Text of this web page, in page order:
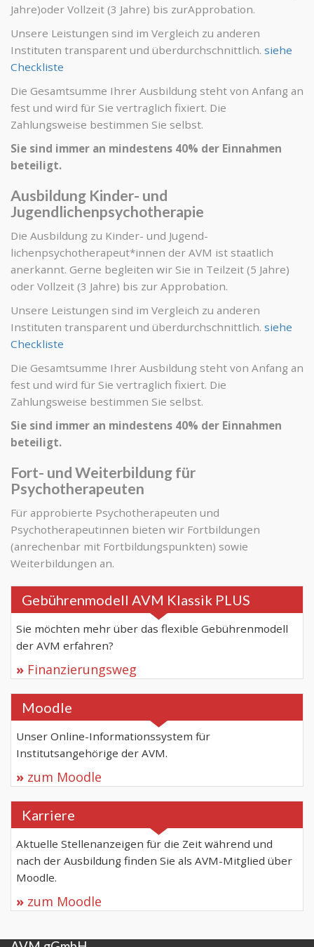
Jahre)oder Vollzeit (3 Jahre) bis zurApprobation.
Unsere Leistungen sind im Vergleich zu anderen
Instituten transparent und überdurchschnittlich. siehe
Checkliste
Die Gesamtsumme Ihrer Ausbildung steht von Anfang an
fest und wird für Sie vertraglich fixiert. Die
Zahlungsweise bestimmen Sie selbst.
Sie sind immer an mindestens 40% der Einnahmen
beteiligt.
Ausbildung Kinder- und
Jugendlichenpsychotherapie
Die Ausbildung zu Kinder- und Jugend-
lichenpsychotherapeut*innen der AVM ist staatlich
anerkannt. Gerne begleiten wir Sie in Teilzeit (5 Jahre)
oder Vollzeit (3 Jahre) bis zur Approbation.
Unsere Leistungen sind im Vergleich zu anderen
Instituten transparent und überdurchschnittlich. siehe
Checkliste
Die Gesamtsumme Ihrer Ausbildung steht von Anfang an
fest und wird für Sie vertraglich fixiert. Die
Zahlungsweise bestimmen Sie selbst.
Sie sind immer an mindestens 40% der Einnahmen
beteiligt.
Fort- und Weiterbildung für
Psychotherapeuten
Für approbierte Psychotherapeuten und
Psychotherapeutinnen bieten wir Fortbildungen
(anrechenbar mit Fortbildungspunkten) sowie
Weiterbildungen an.
Gebührenmodell AVM Klassik PLUS
Sie möchten mehr über das flexible Gebührenmodell
der AVM erfahren?
Finanzierungsweg
Moodle
Unser Online-Informationssystem für
Institutsangehörige der AVM.
zum Moodle
Karriere
Aktuelle Stellenanzeigen für die Zeit während und
nach der Ausbildung finden Sie als AVM-Mitglied über
Moodle.
zum Moodle